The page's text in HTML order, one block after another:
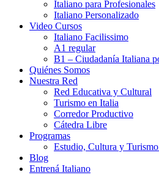
Italiano para Profesionales
Italiano Personalizado
Video Cursos
Italiano Facilissimo
A1 regular
B1 – Ciudadanía Italiana
Quiénes Somos
Nuestra Red
Red Educativa y Cultural
Turismo en Italia
Corredor Productivo
Cátedra Libre
Programas
Estudio, Cultura y
Blog
Entrená Italiano